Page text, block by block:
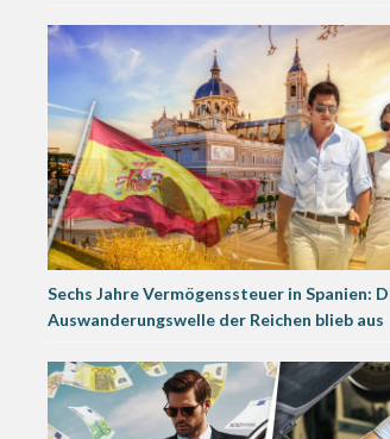
Sechs Jahre Vermögenssteuer in Spanien:
Auswanderungswelle der Reichen blieb aus